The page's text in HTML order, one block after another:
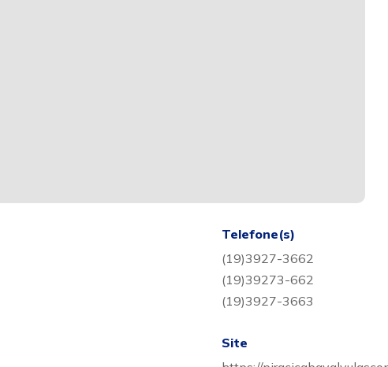
Telefone(s)
(19)3927-3662
(19)39273-662
(19)3927-3663
Site